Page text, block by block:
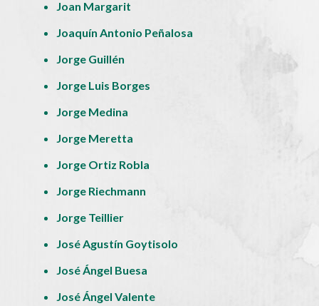
Joan Margarit
Joaquín Antonio Peñalosa
Jorge Guillén
Jorge Luis Borges
Jorge Medina
Jorge Meretta
Jorge Ortiz Robla
Jorge Riechmann
Jorge Teillier
José Agustín Goytisolo
José Ángel Buesa
José Ángel Valente